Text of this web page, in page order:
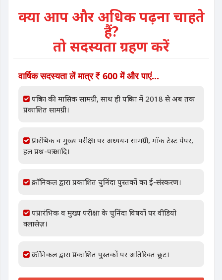
क्या आप और अधिक पढ़ना चाहते
हैं?
तो सदस्यता ग्रहण करें
वार्षिक सदस्यता लें मात्र 600 में और पाएं...
पत्रिका की मासिक सामग्री, साथ ही पत्रिका में 2018 से अब तक
प्रकाशित सामग्री।
प्रारंभिक व मुख्य परीक्षा पर अध्ययन सामग्री, मॉक टेस्ट पेपर,
हल प्रश्न-पत्र आदि।
क्रॉनिकल द्वारा प्रकाशित चुनिंदा पुस्तकों का ई-संस्करण।
पप्रारंभिक व मुख्य परीक्षा के चुनिंदा विषयों पर वीडियो
क्लासेज़।
क्रॉनिकल द्वारा प्रकाशित पुस्तकों पर अतिरिक्त छूट।